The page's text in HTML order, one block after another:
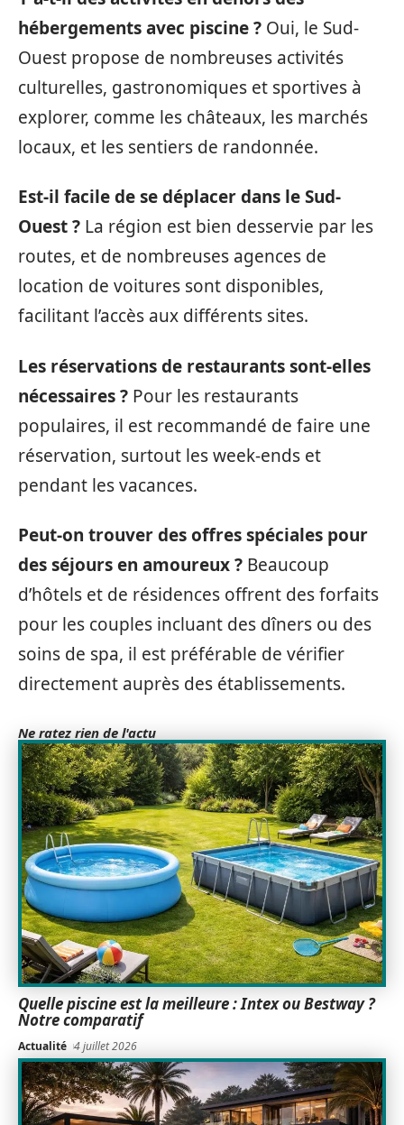
hébergements avec piscine ? Oui, le Sud-
Ouest propose de nombreuses activités
culturelles, gastronomiques et sportives à
explorer, comme les châteaux, les marchés
locaux, et les sentiers de randonnée.
Est-il facile de se déplacer dans le Sud-
Ouest ? La région est bien desservie par les
routes, et de nombreuses agences de
location de voitures sont disponibles,
facilitant l’accès aux différents sites.
Les réservations de restaurants sont-elles
nécessaires ? Pour les restaurants
populaires, il est recommandé de faire une
réservation, surtout les week-ends et
pendant les vacances.
Peut-on trouver des offres spéciales pour
des séjours en amoureux ? Beaucoup
d’hôtels et de résidences offrent des forfaits
pour les couples incluant des dîners ou des
soins de spa, il est préférable de vérifier
directement auprès des établissements.
Ne ratez rien de l'actu
Quelle piscine est la meilleure : Intex ou Bestway ?
Notre comparatif
Actualité 4 juillet 2026